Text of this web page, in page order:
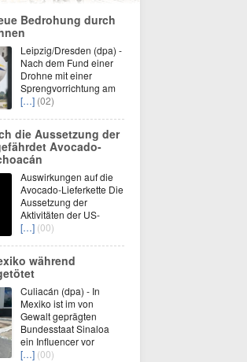
Bedrohung durch
Leipzig/Dresden (dpa) -
Nach dem Fund einer
Drohne mit einer
Sprengvorrichtung am
[…] (02)
die Aussetzung der
Avocado-
Auswirkungen auf die
Avocado-Lieferkette Die
Aussetzung der
Aktivitäten der US-
[…] (00)
während
Culiacán (dpa) - In
Mexiko ist im von
Gewalt geprägten
Bundesstaat Sinaloa
ein Influencer vor
[…] (00)